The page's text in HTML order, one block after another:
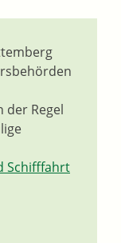
der Regel
Schifffahrt